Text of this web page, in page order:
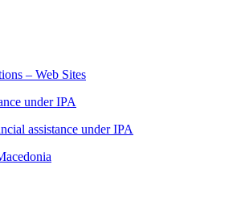
– Web Sites
under IPA
assistance under IPA